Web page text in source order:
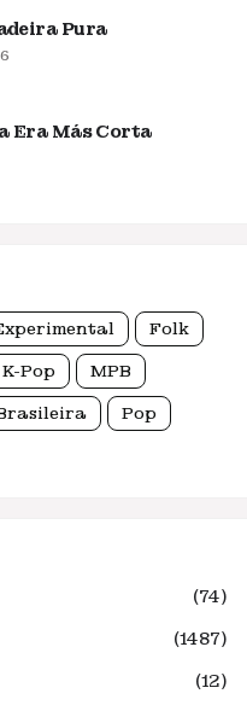
Pura
Era Más Corta
Folk
K-Pop MPB
Pop
(74)
(1487)
(12)